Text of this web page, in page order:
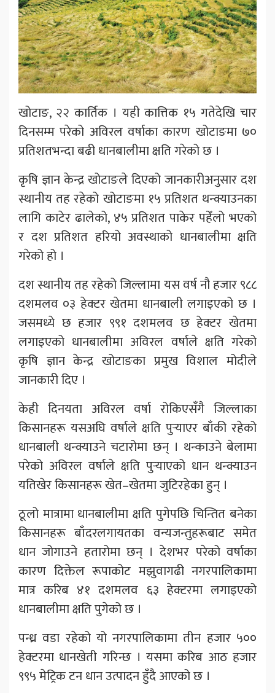
खोटाङ, २२ कार्तिक । यही कात्तिक १५ गतेदेखि चार
दिनसम्म परेको अविरल वर्षाका कारण खोटाङमा ७०
प्रतिशतभन्दा बढी धानबालीमा क्षति गरेको छ ।
कृषि ज्ञान केन्द्र खोटाङले दिएको जानकारीअनुसार दश
स्थानीय तह रहेको खोटाङमा १५ प्रतिशत थन्क्याउनका
लागि काटेर ढालेको, ४५ प्रतिशत पाकेर पहेँलो भएको
र दश प्रतिशत हरियो अवस्थाको धानबालीमा क्षति
गरेको हो ।
दश स्थानीय तह रहेको जिल्लामा यस वर्ष नौ हजार ९८८
दशमलव ०३ हेक्टर खेतमा धानबाली लगाइएको छ ।
जसमध्ये छ हजार ९९१ दशमलव छ हेक्टर खेतमा
लगाइएको धानबालीमा अविरल वर्षाले क्षति गरेको
कृषि ज्ञान केन्द्र खोटाङका प्रमुख विशाल मोदीले
जानकारी दिए ।
केही दिनयता अविरल वर्षा रोकिएसँगै जिल्लाका
किसानहरू यसअघि वर्षाले क्षति पुर्‍याएर बाँकी रहेको
धानबाली थन्क्याउने चटारोमा छन् । थन्काउने बेलामा
परेको अविरल वर्षाले क्षति पुर्‍याएको धान थन्क्याउन
यतिखेर किसानहरू खेत–खेतमा जुटिरहेका हुन् ।
ठूलो मात्रामा धानबालीमा क्षति पुगेपछि चिन्तित बनेका
किसानहरू बाँदरलगायतका वन्यजन्तुहरूबाट समेत
धान जोगाउने हतारोमा छन् । देशभर परेको वर्षाका
कारण दिक्तेल रूपाकोट मझुवागढी नगरपालिकामा
मात्र करिब ४१ दशमलव ६३ हेक्टरमा लगाइएको
धानबालीमा क्षति पुगेको छ ।
पन्ध्र वडा रहेको यो नगरपालिकामा तीन हजार ५००
हेक्टरमा धानखेती गरिन्छ । यसमा करिब आठ हजार
९९५ मेट्रिक टन धान उत्पादन हुँदै आएको छ ।